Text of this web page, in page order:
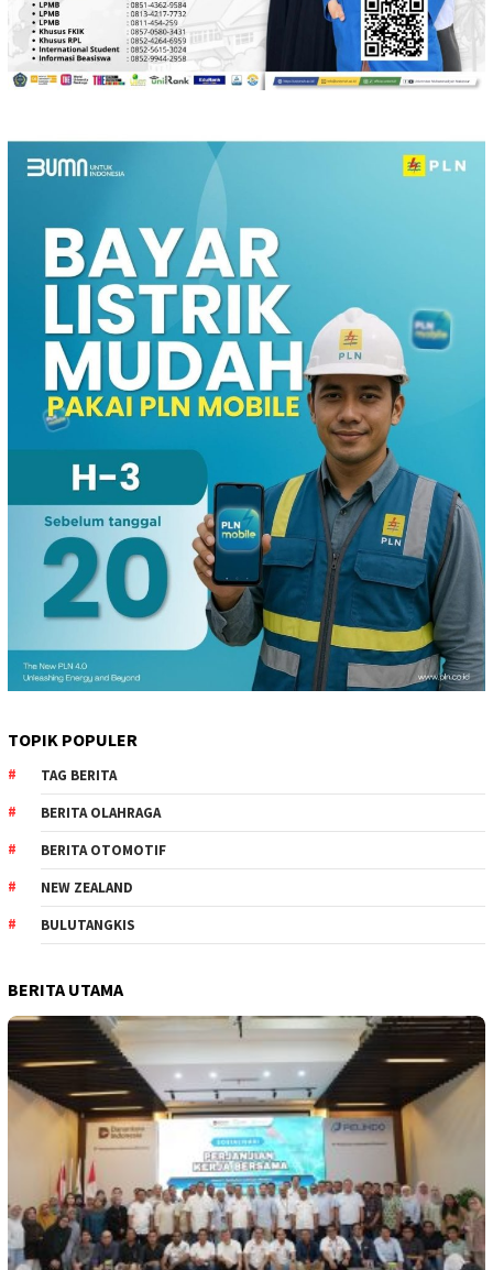
TOPIK POPULER
TAG BERITA
BERITA OLAHRAGA
BERITA OTOMOTIF
NEW ZEALAND
BULUTANGKIS
BERITA UTAMA